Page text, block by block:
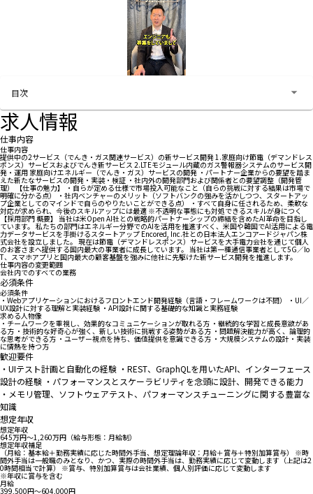
目次
求人情報
仕事内容
仕事内容
提供中の2サービス（でんき・ガス関連サービス）の新サービス開発 1.家庭向け節電（デマンドレス
ポンス）サービスおよびでんき新サービス 2.LTEモジュール内蔵のガス警報器システムのサービス開
発・運用 家庭向けエネルギー（でんき・ガス）サービスの開発 ・パートナー企業からの要望を踏ま
えた新たなサービスの開発・実装・検証 ・社内外の開発部門および関係者との要望調整（開発管
理） 【仕事の魅力】 ・自らが定める仕様で市場投入可能なこと（自らの挑戦に対する結果は市場で
明確に分かる点） ・社内ベンチャーのメリット（ソフトバンクの強みを活かしつつ、スタートアッ
プ企業としてのマインドで自らのやりたいことができる点） ・すべて自身に任されるため、柔軟な
対応が求められ、今後のスキルアップには最適 ※不透明な事態にも対処できるスキルが身につく
【採用部門 概要】 当社は米Open AI社との戦略的パートナーシップの締結を含めたAI革命を目指し
ています。 私たちの部門はエネルギー分野でのAIを活用を推進すべく、米国や韓国でAI活用による電
力データサービスを手掛けるスタートアップ Encored, Inc.社との日本法人エンコアードジャパン株
式会社を設立しました。 現在は節電（デマンドレスポンス）サービスを大手電力会社を通じて個人
のお客さまへ提供する国内最大の事業者に成長しています。 当社は第一種通信事業者として5G／Io
T、スマホアプリと国内最大の顧客基盤を強みに他社に先駆けた新サービス開発を推進します。
仕事内容の変更範囲
会社内でのすべての業務
必須条件
必須条件
・Webアプリケーションにおけるフロントエンド開発経験（言語・フレームワークは不問） ・UI／
UX設計に対する理解と実装経験 ・API設計に関する基礎的な知識と実務経験
求める人物像
・チームワークを重視し、効果的なコミュニケーションが取れる方 ・継続的な学習と成長意欲があ
る方 ・技術的な好奇心が強く、新しい技術に挑戦する姿勢がある方 ・問題解決能力が高く、論理的
な思考ができる方 ・ユーザー視点を持ち、価値提供を意識できる方 ・大規模システムの設計・実装
に情熱を持つ方
歓迎要件
・UIテスト計画と自動化の経験 ・REST、GraphQLを用いたAPI、インターフェース
設計の経験 ・パフォーマンスとスケーラビリティを念頭に設計、開発できる能力
・メモリ管理、ソフトウェアテスト、パフォーマンスチューニングに関する豊富な
知識
想定年収
想定年収
645万円〜1,260万円（給与形態：月給制）
想定年収補足
（月給：基本給＋勤務実績に応じた時間外手当、想定理論年収：月給＋賞与＋特別加算賞与） ※時
間外手当は一般職のみとなり、かつ、実際の時間外手当は、勤務実績に応じて変動します（上記は2
0時間相当で計算） ※賞与、特別加算賞与は会社業績、個人別評価に応じて変動します
※年収に賞与を含む
月給
399,500円〜604,000円